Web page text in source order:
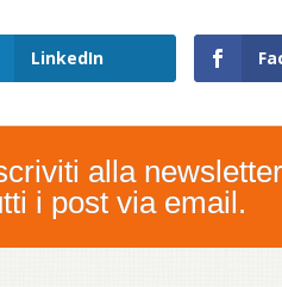
LinkedIn
alla newsletter
i post via email.